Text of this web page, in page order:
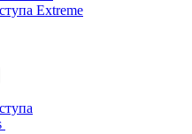
Extreme